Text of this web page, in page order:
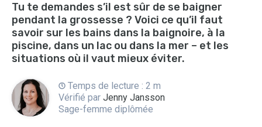
Tu te demandes s’il est sûr de se baigner
pendant la grossesse ? Voici ce qu’il faut
savoir sur les bains dans la baignoire, à la
piscine, dans un lac ou dans la mer – et les
situations où il vaut mieux éviter.
Temps de lecture : 2 m
Vérifié par Jenny Jansson
Sage-femme diplômée